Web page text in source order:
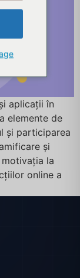
aplicații în
elemente de
și participarea
și
la
online a